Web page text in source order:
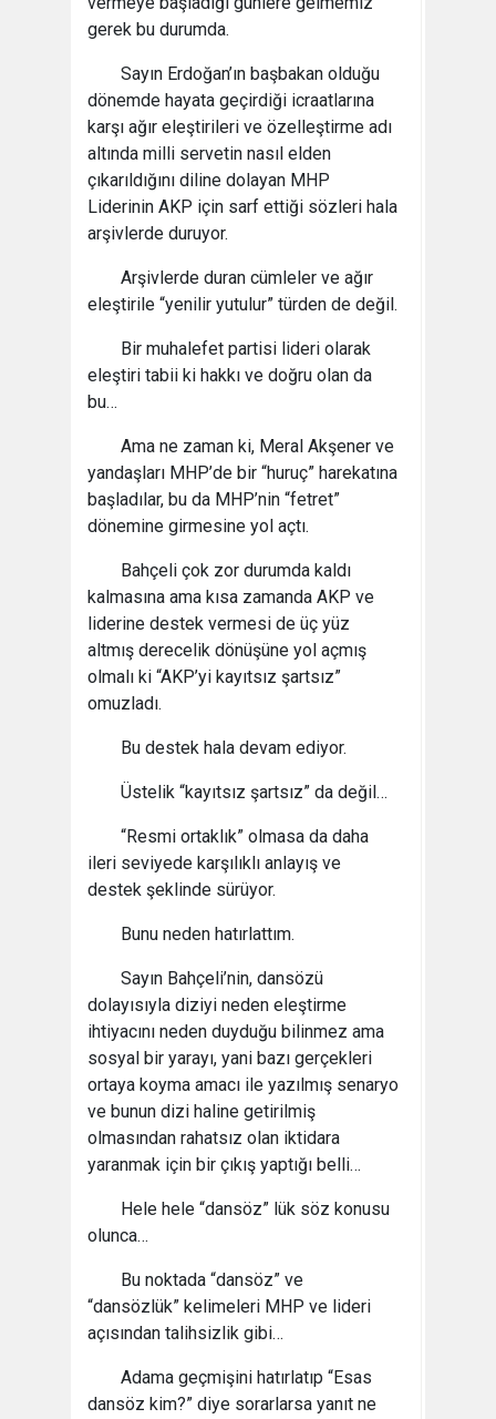
gerek bu durumda.
Sayın Erdoğan’ın başbakan olduğu
dönemde hayata geçirdiği icraatlarına
karşı ağır eleştirileri ve özelleştirme adı
altında milli servetin nasıl elden
çıkarıldığını diline dolayan MHP
Liderinin AKP için sarf ettiği sözleri hala
arşivlerde duruyor.
Arşivlerde duran cümleler ve ağır
eleştirile “yenilir yutulur” türden de değil.
Bir muhalefet partisi lideri olarak
eleştiri tabii ki hakkı ve doğru olan da
bu…
Ama ne zaman ki, Meral Akşener ve
yandaşları MHP’de bir “huruç” harekatına
başladılar, bu da MHP’nin “fetret”
dönemine girmesine yol açtı.
Bahçeli çok zor durumda kaldı
kalmasına ama kısa zamanda AKP ve
liderine destek vermesi de üç yüz
altmış derecelik dönüşüne yol açmış
olmalı ki “AKP’yi kayıtsız şartsız”
omuzladı.
Bu destek hala devam ediyor.
Üstelik “kayıtsız şartsız” da değil…
“Resmi ortaklık” olmasa da daha
ileri seviyede karşılıklı anlayış ve
destek şeklinde sürüyor.
Bunu neden hatırlattım.
Sayın Bahçeli’nin, dansözü
dolayısıyla diziyi neden eleştirme
ihtiyacını neden duyduğu bilinmez ama
sosyal bir yarayı, yani bazı gerçekleri
ortaya koyma amacı ile yazılmış senaryo
ve bunun dizi haline getirilmiş
olmasından rahatsız olan iktidara
yaranmak için bir çıkış yaptığı belli…
Hele hele “dansöz” lük söz konusu
olunca…
Bu noktada “dansöz” ve
“dansözlük” kelimeleri MHP ve lideri
açısından talihsizlik gibi…
Adama geçmişini hatırlatıp “Esas
dansöz kim?” diye sorarlarsa yanıt ne